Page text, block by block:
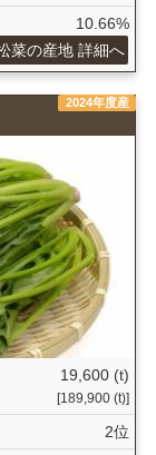
10.66%
菜の産地 詳細へ
2024年度産
19,600 (t)
[189,900 (t)]
2位